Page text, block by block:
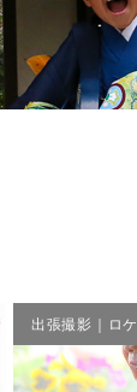
出張撮影｜ロ